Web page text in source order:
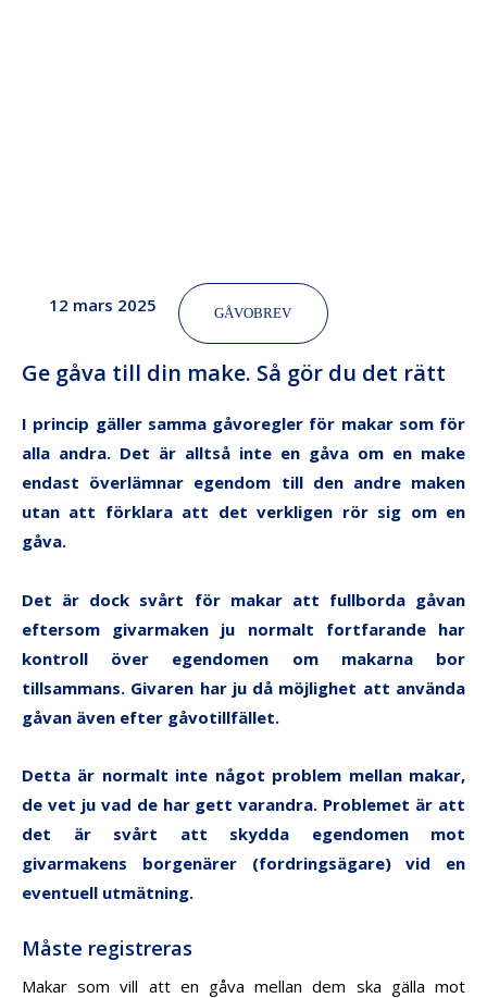
12 mars 2025 GÅVOBREV
Ge gåva till din make. Så gör du det rätt
I princip gäller samma gåvoregler för makar som för
alla andra. Det är alltså inte en gåva om en make
endast överlämnar egendom till den andre maken
utan att förklara att det verkligen rör sig om en
gåva.
Det är dock svårt för makar att fullborda gåvan
eftersom givarmaken ju normalt fortfarande har
kontroll över egendomen om makarna bor
tillsammans. Givaren har ju då möjlighet att använda
gåvan även efter gåvotillfället.
Detta är normalt inte något problem mellan makar,
de vet ju vad de har gett varandra. Problemet är att
det är svårt att skydda egendomen mot
givarmakens borgenärer (fordringsägare) vid en
eventuell utmätning.
Måste registreras
Makar som vill att en gåva mellan dem ska gälla mot